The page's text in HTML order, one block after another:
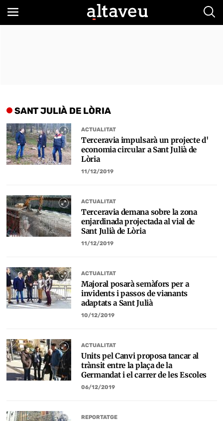
SANT JULIÀ DE LÒRIA
ACTUALITAT
Terceravia impulsarà un projecte d'
economia circular a Sant Julià de
Lòria
11/12/2019
ACTUALITAT
Terceravia demana sobre la zona
enjardinada projectada al vial de
Sant Julià de Lòria
11/12/2019
ACTUALITAT
Majoral posarà semàfors per a
invidents i passos de vianants
adaptats a Sant Julià
10/12/2019
ACTUALITAT
Units pel Canvi proposa tancar al
trànsit entre la plaça de la
Germandat i el carrer de les Escoles
06/12/2019
REPORTATGE